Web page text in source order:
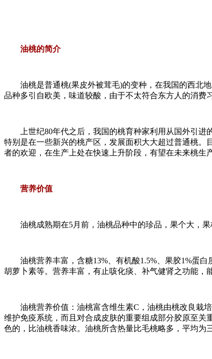
油桃的简介
油桃是普通桃(果皮外被茸毛)的变种，在我国的西北地
品种多引自欧美，味道较酸，由于不太符合东方人的消费
上世纪80年代之后，我国的桃育种家利用从国外引进的
特别是在一些新兴的桃产区，发展面积大大超过普通桃
者的欢迎，在生产上处在快速上升阶段，有望在未来桃生
营养价值
油桃成熟期在5月前，油桃品种中的珍品，果个大，果
油桃营养丰富，含糖13%、有机酸1.5%、果胶1%蛋白
胡萝卜素等。营养丰富，有止咳化痰、补气健肾之功能，
油桃营养价值：油桃富含维生素C，油桃由桃改良栽培
维护免疫系统，而且对合成皮肤的重要组成部分胶原至
色的，比油桃香味浓。油桃所含热量比毛桃略多，平均为